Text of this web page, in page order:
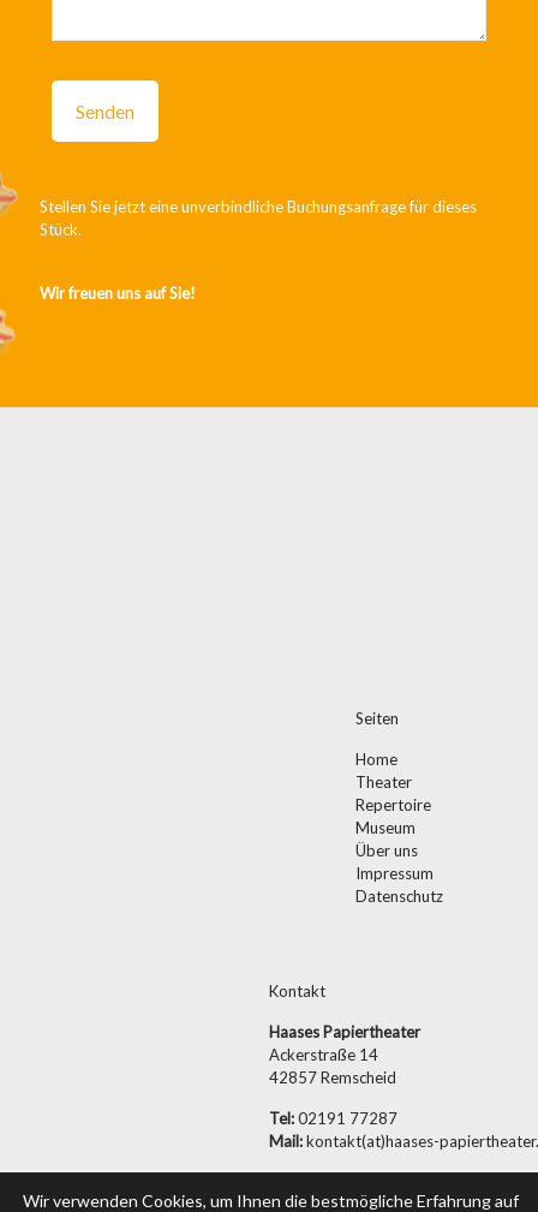
Stellen Sie jetzt eine unverbindliche Buchungsanfrage für dieses
Stück.
Wir freuen uns auf Sie!
Seiten
Home
Theater
Repertoire
Museum
Über uns
Impressum
Datenschutz
Kontakt
Haases Papiertheater
Ackerstraße 14
42857 Remscheid
Tel:02191 77287
Mail:kontakt(at)haases-
Wir verwenden Cookies, um Ihnen die bestmögliche Erfahrung auf